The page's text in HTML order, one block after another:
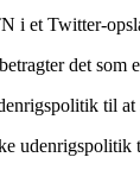
i et Twitter-
det
til